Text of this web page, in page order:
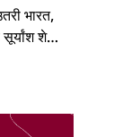
भारत,
शेडगे